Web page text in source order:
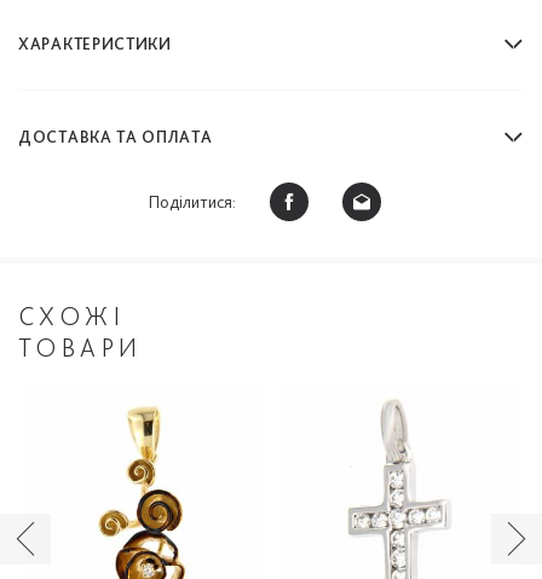
ХАРАКТЕРИСТИКИ
ДОСТАВКА ТА ОПЛАТА
Поділитися:
СХОЖІ
ТОВАРИ